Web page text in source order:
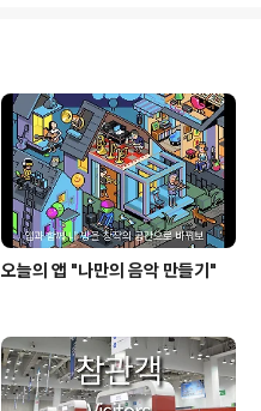
오늘의 앱 "나만의 음악 만들기"